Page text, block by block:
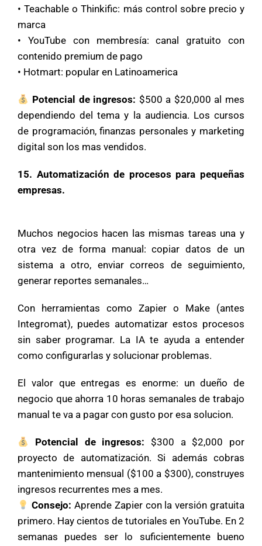
• Teachable o Thinkific: más control sobre precio y
marca
• YouTube con membresía: canal gratuito con
contenido premium de pago
• Hotmart: popular en Latinoamerica
Potencial de ingresos: $500 a $20,000 al mes
dependiendo del tema y la audiencia. Los cursos
de programación, finanzas personales y marketing
digital son los mas vendidos.
15. Automatización de procesos para pequeñas
empresas.
Muchos negocios hacen las mismas tareas una y
otra vez de forma manual: copiar datos de un
sistema a otro, enviar correos de seguimiento,
generar reportes semanales…
Con herramientas como Zapier o Make (antes
Integromat), puedes automatizar estos procesos
sin saber programar. La IA te ayuda a entender
como configurarlas y solucionar problemas.
El valor que entregas es enorme: un dueño de
negocio que ahorra 10 horas semanales de trabajo
manual te va a pagar con gusto por esa solucion.
Potencial de ingresos: $300 a $2,000 por
proyecto de automatización. Si además cobras
mantenimiento mensual ($100 a $300), construyes
ingresos recurrentes mes a mes.
Consejo: Aprende Zapier con la versión gratuita
primero. Hay cientos de tutoriales en YouTube. En 2
semanas puedes ser lo suficientemente bueno